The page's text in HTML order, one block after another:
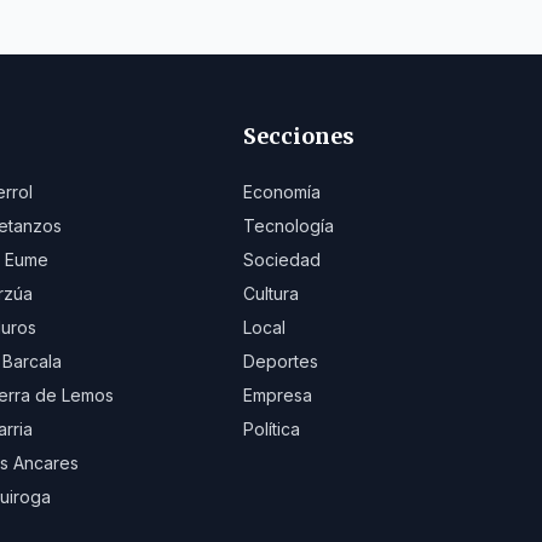
Eume
de Lemos
Ancares
Secciones
Economía
Tecnología
Sociedad
Cultura
Local
Deportes
Empresa
Política